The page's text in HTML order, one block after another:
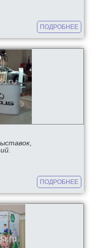
ПОДРОБНЕЕ
ПОДРОБНЕЕ